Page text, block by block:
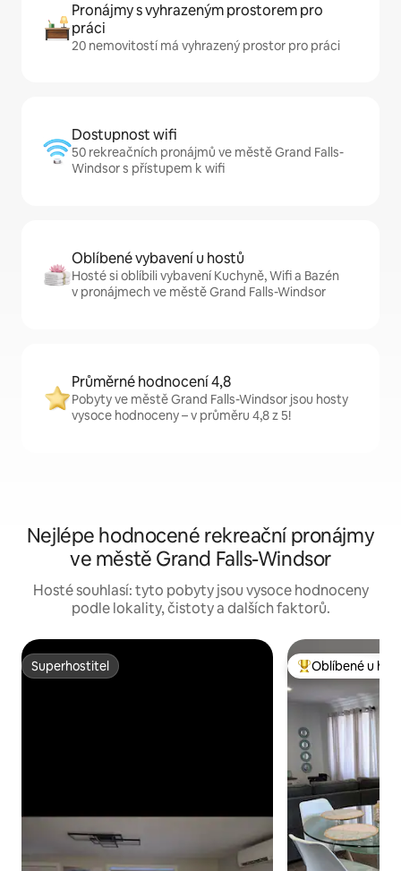
Pronájmy s vyhrazeným prostorem pro
práci
20 nemovitostí má vyhrazený prostor pro práci
Dostupnost wifi
50 rekreačních pronájmů ve městě Grand Falls-
Windsor s přístupem k wifi
Oblíbené vybavení u hostů
Hosté si oblíbili vybavení Kuchyně, Wifi a Bazén
v pronájmech ve městě Grand Falls-Windsor
Průměrné hodnocení 4,8
Pobyty ve městě Grand Falls-Windsor jsou hosty
vysoce hodnoceny – v průměru 4,8 z 5!
Nejlépe hodnocené rekreační pronájmy
ve městě Grand Falls-Windsor
Hosté souhlasí: tyto pobyty jsou vysoce hodnoceny
podle lokality, čistoty a dalších faktorů.
Superhostitel
Superhostitel Nejlepší v
Oblíbené u